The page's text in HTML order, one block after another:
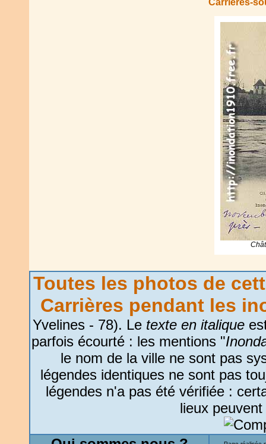
Carrières-
Toutes les photos de
Carrières pendant les
Yvelines - 78). Le texte en italique
parfois écourté : les mentions "
le nom de la ville ne sont pas
légendes identiques ne sont pas
légendes n'a pas été vérifiée :
lieux